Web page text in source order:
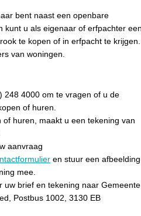
bent naast een openbare
kunt u als eigenaar of erfpachter
te kopen of in erfpacht te krijgen.
van woningen.
248 4000 om te vragen of u de
of huren.
huren, maakt u een tekening van
aanvraag
en stuur een afbeelding
mee.
uw brief en tekening naar Gemeente
Postbus 1002, 3130 EB